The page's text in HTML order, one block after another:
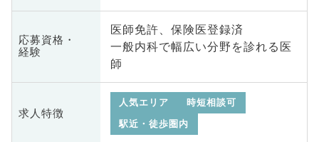
応募資格・
経験
医師免許、保険医登録済
一般内科で幅広い分野を診れる医
師
求人特徴
人気エリア
時短相談可
駅近・徒歩圏内